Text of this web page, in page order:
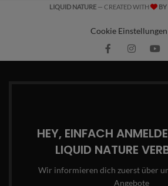
LIQUID NATURE — CREATED WITH BY
Cookie Einstellungen
HEY, EINFACH
LIQUID NATURE
Wir informieren dich zuerst über
Angebote